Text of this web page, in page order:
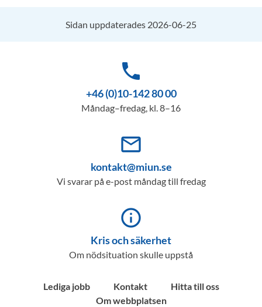
Sidan uppdaterades 2026-06-25
phone
+46 (0)10-142 80 00
Måndag–fredag, kl. 8–16
mail_outline
kontakt@miun.se
Vi svarar på e-post måndag till fredag
info_outline
Kris och säkerhet
Om nödsituation skulle uppstå
Lediga jobb Kontakt
Hitta till oss
Om webbplatsen